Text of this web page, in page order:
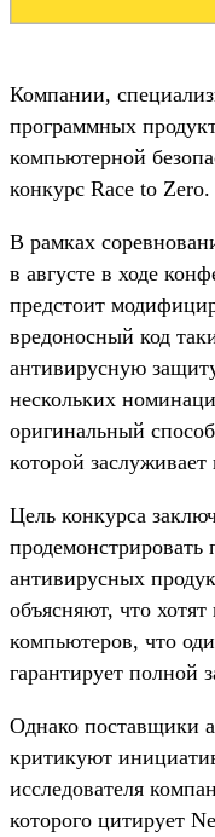
Компании,
программных
компьютерной
конкурс Race to Zero.
В рамках
в августе в ходе
предстоит
вредоносный код
антивирусную
нескольких
оригинальный
которой
Цель конкурса
продемонстрировать
антивирусных
объясняют, что
компьютеров, что
гарантирует полной
Однако поставщики
критикуют
исследователя
которого цитирует